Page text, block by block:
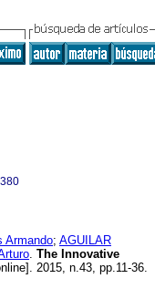
Armando; AGUILAR
. The Innovative
2015, n.43, pp.11-36.